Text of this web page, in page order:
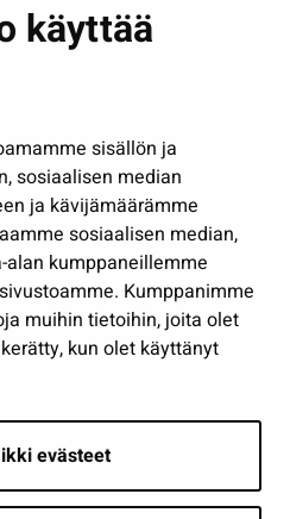
käyttää
sisällön ja
sosiaalisen median
ja kävijämäärämme
sosiaalisen median,
kumppaneillemme
Kumppanimme
muihin tietoihin, joita olet
kun olet käyttänyt
evästeet